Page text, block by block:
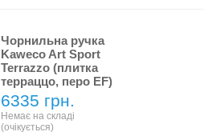
Чорнильна ручка
Kaweco Art Sport
Terrazzo (плитка
терраццо, перо EF)
6335 грн.
Немає на складі
(очікується)